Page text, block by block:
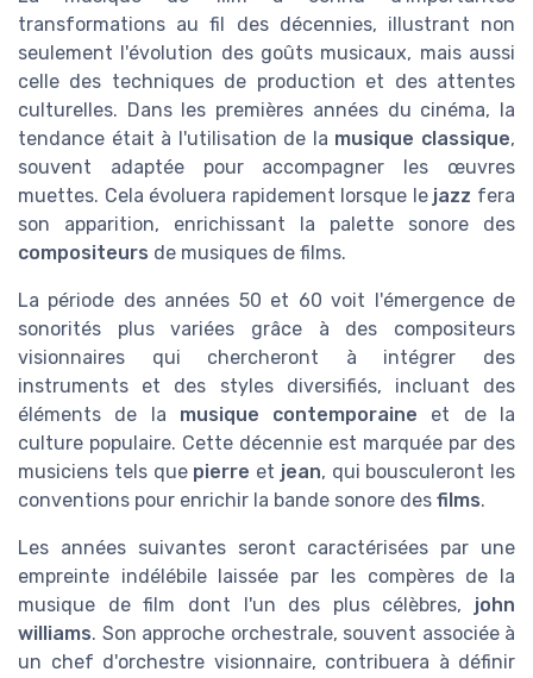
transformations au fil des décennies, illustrant non
seulement l'évolution des goûts musicaux, mais aussi
celle des techniques de production et des attentes
culturelles. Dans les premières années du cinéma, la
tendance était à l'utilisation de la musique classique,
souvent adaptée pour accompagner les œuvres
muettes. Cela évoluera rapidement lorsque le jazz fera
son apparition, enrichissant la palette sonore des
compositeurs de musiques de films.
La période des années 50 et 60 voit l'émergence de
sonorités plus variées grâce à des compositeurs
visionnaires qui chercheront à intégrer des
instruments et des styles diversifiés, incluant des
éléments de la musique contemporaine et de la
culture populaire. Cette décennie est marquée par des
musiciens tels que pierre et jean, qui bousculeront les
conventions pour enrichir la bande sonore des films.
Les années suivantes seront caractérisées par une
empreinte indélébile laissée par les compères de la
musique de film dont l'un des plus célèbres, john
williams. Son approche orchestrale, souvent associée à
un chef d'orchestre visionnaire, contribuera à définir